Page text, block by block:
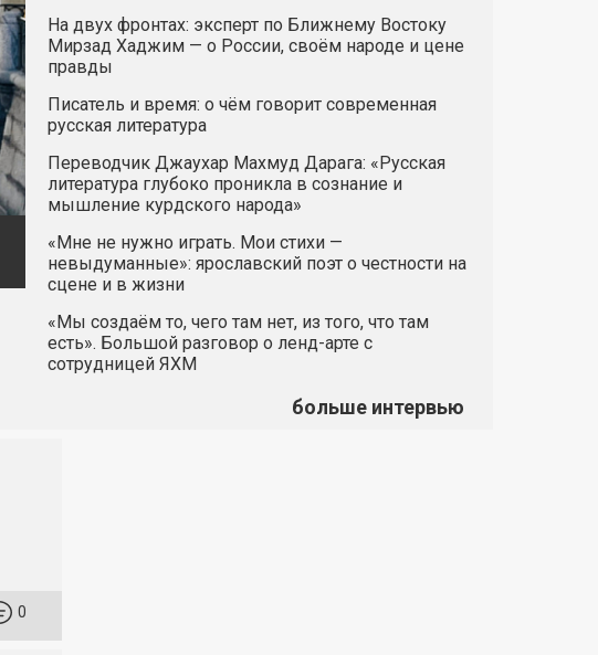
На двух фронтах: эксперт по Ближнему Востоку
Мирзад Хаджим — о России, своём народе и цене
правды
Писатель и время: о чём говорит современная
русская литература
Переводчик Джаухар Махмуд Дарага: «Русская
литература глубоко проникла в сознание и
мышление курдского народа»
«Мне не нужно играть. Мои стихи —
невыдуманные»: ярославский поэт о честности на
сцене и в жизни
«Мы создаём то, чего там нет, из того, что там
есть». Большой разговор о ленд-арте с
сотрудницей ЯХМ
больше интервью
0